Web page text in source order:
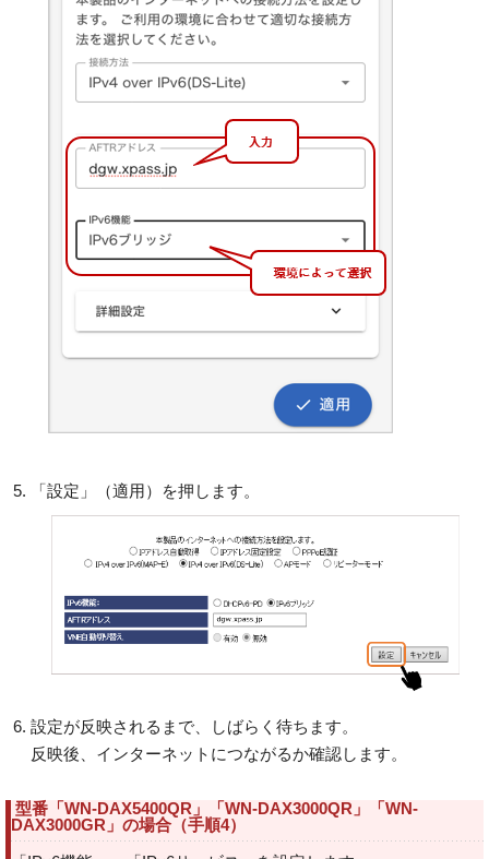
「設定」（適用）を押します。
設定が反映されるまで、しばらく待ちます。
反映後、インターネットにつながるか確認します。
型番「WN-DAX5400QR」「WN-DAX3000QR」「WN-
DAX3000GR」の場合（手順4）